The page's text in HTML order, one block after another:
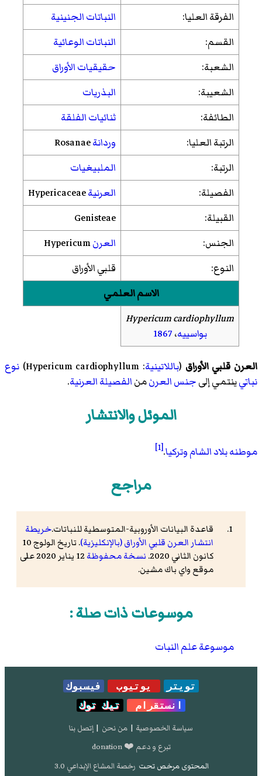
الفرقة العليا:
النباتات الجنينية
القسم:
النباتات الوعائية
الشعبة:
حقيقيات الأوراق
الشعيبة:
البذريات
الطائفة:
ثنائيات الفلقة
الرتبة العليا:
وردانة
الرتبة:
الملبيغيات
الفصيلة:
العرنية
القبيلة:
Genisteae
الجنس:
العرن
النوع:
قلبي الأوراق
الاسم العلمي
Hypericum cardiophyllum
بواسييه،1867
العرن قلبي الأوراق (باللاتينية:
Hypericum cardiophyllum
) نوع
نباتيينتمي إلىجنسالعرنمنالفصيلةالعرنية.
الموئل والانتشار
موطنهبلاد الشاموتركيا.
[1]
مراجع
قاعدة البيانات الأوروبية-المتوسطية للنباتات.خريطة
انتشار العرن قلبي الأوراق (بالإنكليزية)
. تاريخ الولوج 10
كانون الثاني 2020.
نسخة محفوظة
12 يناير 2020 على
موقع واي باك مشين.
موسوعات ذات صلة :
موسوعة علم النبات
تويتر يوتيوب
فيسبوك
انستقرام
تيك توك
سياسة الخصوصية | من نحن | إتصل بنا
تبرع و دعم ❤️ donation
المحتوى مرخص تحت رخصة المشاع الإبداعي 3.0